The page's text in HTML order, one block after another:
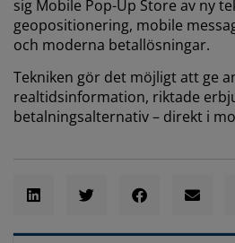
sig Mobile Pop-Up Store av ny
geopositionering, mobile
och moderna betallösningar.
Tekniken gör det möjligt att ge
realtidsinformation, riktade
betalningsalternativ – direkt i